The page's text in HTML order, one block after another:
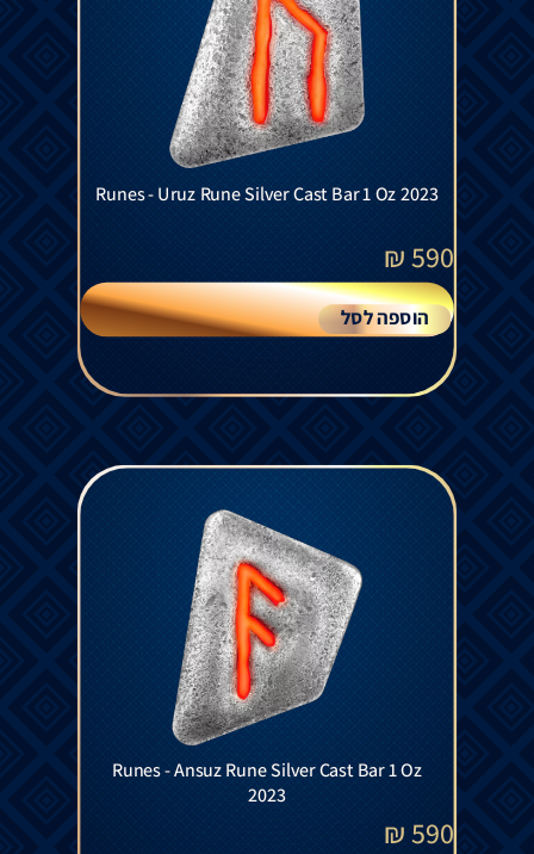
Runes - Uruz Rune Silver Cast Bar 1 Oz 2023
590
₪
הוספה לסל
Runes - Ansuz Rune Silver Cast Bar 1 Oz
2023
590
₪